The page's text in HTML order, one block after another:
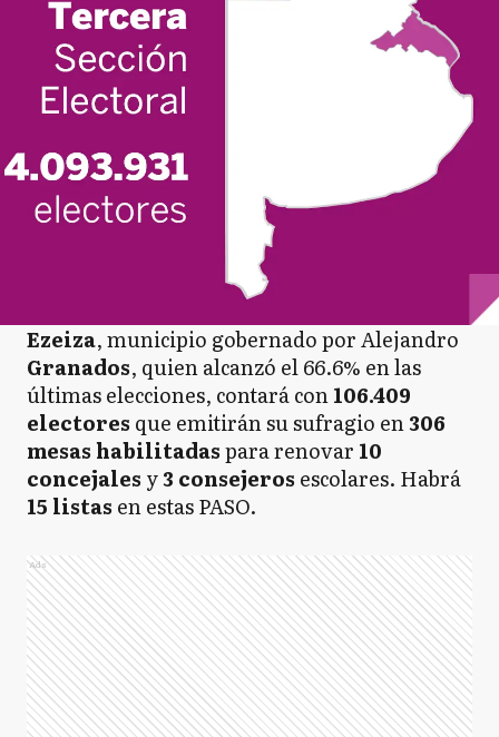
Ezeiza, municipio gobernado por Alejandro
Granados, quien alcanzó el 66.6% en las
últimas elecciones, contará con106.409
electores que emitirán su sufragio en306
mesas habilitadaspara renovar 10
concejales y3 consejeros escolares. Habrá
15 listas en estas PASO.
Ads